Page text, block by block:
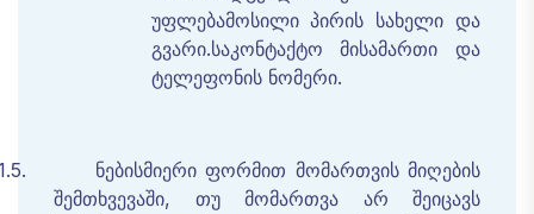
უფლებამოსილი პირის სახელი და
გვარი.საკონტაქტო მისამართი
და
ტელეფონის ნომერი.
ნებისმიერი ფორმით მომართვის მიღების
შემთხვევაში, თუ მომართვა არ შეიცავს